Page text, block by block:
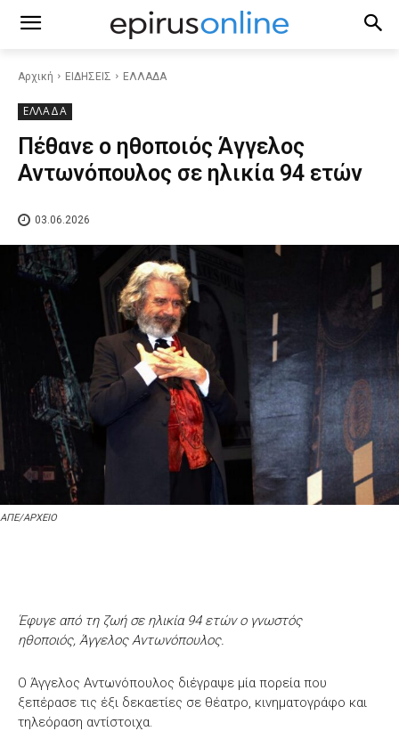
Αρχική ΕΙΔΗΣΕΙΣ ΕΛΛΑΔΑ
ΕΛΛΑΔΑ
Πέθανε ο ηθοποιός Άγγελος
Αντωνόπουλος σε ηλικία 94 ετών
03.06.2026
ΑΠΕ/ΑΡΧΕΙΟ
Έφυγε από τη ζωή σε ηλικία 94 ετών ο γνωστός
ηθοποιός, Άγγελος Αντωνόπουλος.
Ο Άγγελος Αντωνόπουλος διέγραψε μία πορεία που
ξεπέρασε τις έξι δεκαετίες σε θέατρο, κινηματογράφο και
τηλεόραση αντίστοιχα.